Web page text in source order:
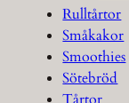
Rulltårtor
Småkakor
Smoothies
Sötebröd